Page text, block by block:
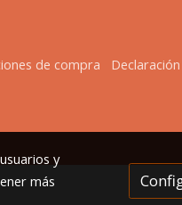
de compra
y
más